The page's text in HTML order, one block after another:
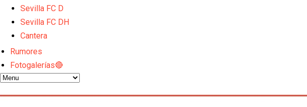
Sevilla FC D
Sevilla FC DH
Cantera
Rumores
Fotogalerías🔴